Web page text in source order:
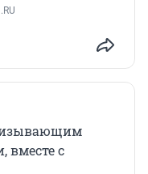
вместе с